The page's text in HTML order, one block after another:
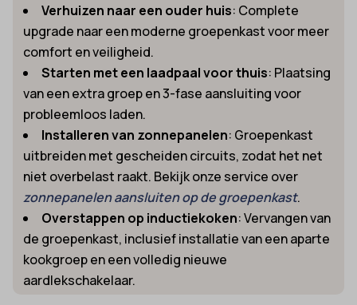
Verhuizen naar een ouder huis: Complete
upgrade naar een moderne groepenkast voor meer
comfort en veiligheid.
Starten met een laadpaal voor thuis: Plaatsing
van een extra groep en 3-fase aansluiting voor
probleemloos laden.
Installeren van zonnepanelen: Groepenkast
uitbreiden met gescheiden circuits, zodat het net
niet overbelast raakt. Bekijk onze service over
zonnepanelen aansluiten op de groepenkast.
Overstappen op inductiekoken: Vervangen van
de groepenkast, inclusief installatie van een aparte
kookgroep en een volledig nieuwe
aardlekschakelaar.
cmplz_preferences
cmplz_statistics
cookie_notice_accepted
CookieConsent
cookielawinfo-checkbox-*
cookieyes-consent
et-editor-available-post-*
et-pb-recent-items-colors
et-pb-recent-items-font_family
uc_user_interaction
_gcl_gs
intercom-device-id-*
Details weergeven
__guid
_deCookiesConsent
_ketch_consent_v1_
acris_cookie_acc
amp_*
av_lang
av_tunnel